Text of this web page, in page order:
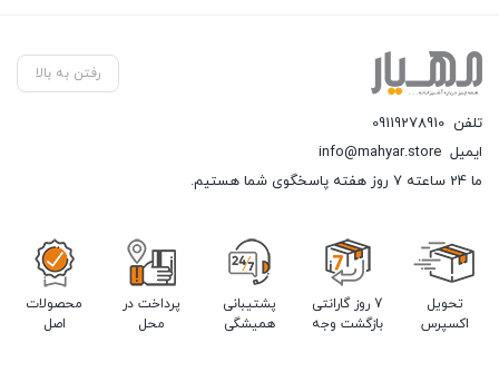
رفتن به بالا
تلفن 09119278910
ایمیل info@mahyar.store
ما 24 ساعته 7 روز هفته پاسخگوی شما هستیم.
تحویل
اکسپرس
7 روز گارانتی
بازگشت وجه
پشتیبانی
همیشگی
پرداخت در
محل
محصولات
اصل